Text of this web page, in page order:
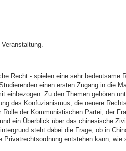
Recht - spielen eine sehr bedeutsame
einen ersten Zugang in die
einbezogen. Zu den Themen gehören
des Konfuzianismus, die neuere
der Kommunistischen Partei, der
ein Überblick über das chinesische
steht dabei die Frage, ob in
entstehen kann, wie